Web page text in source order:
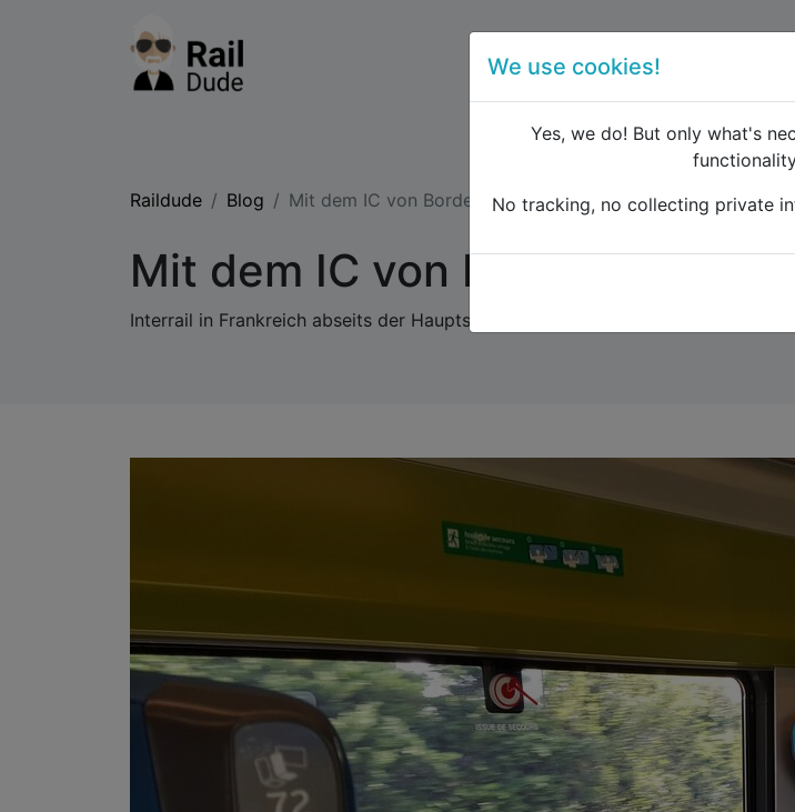
Raildude Blog Mit dem IC von Bordeaux nach Nantes
Mit dem IC von Bordeaux
Interrail in Frankreich abseits der Hauptstrecken
We use cookies!
Yes, we do! But only what's
No tracking, no collecting private